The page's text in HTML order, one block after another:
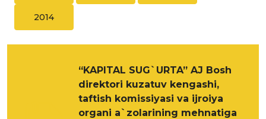
2014
“KAPITAL SUG`URTA” AJ Bosh
direktori kuzatuv kengashi,
taftish komissiyasi va ijroiya
organi a`zolarining mehnatiga